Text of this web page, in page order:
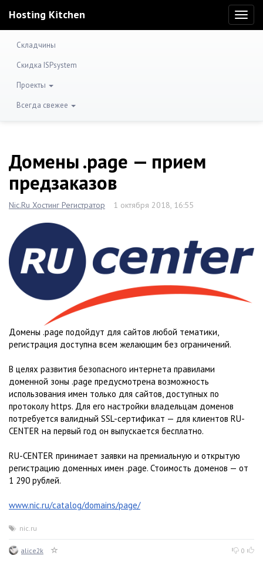
Hosting Kitchen
Складчины
Скидка ISPsystem
Проекты
Всегда свежее
Домены .page — прием
предзаказов
Nic.Ru Хостинг Регистратор 1 октября 2018, 16:55
Домены .page подойдут для сайтов любой тематики,
регистрация доступна всем желающим без ограничений.
В целях развития безопасного интернета правилами
доменной зоны .page предусмотрена возможность
использования имен только для сайтов, доступных по
протоколу https. Для его настройки владельцам доменов
потребуется валидный SSL-сертификат — для клиентов RU-
CENTER на первый год он выпускается бесплатно.
RU-CENTER принимает заявки на премиальную и открытую
регистрацию доменных имен .page. Стоимость доменов — от
1 290 рублей.
www.nic.ru/catalog/domains/page/
nic.ru
alice2k 0